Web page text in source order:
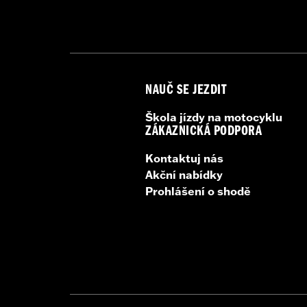
NAUČ SE JEZDIT
Škola jízdy na motocyklu
ZÁKAZNICKÁ PODPORA
Kontaktuj nás
Akční nabídky
Prohlášení o shodě